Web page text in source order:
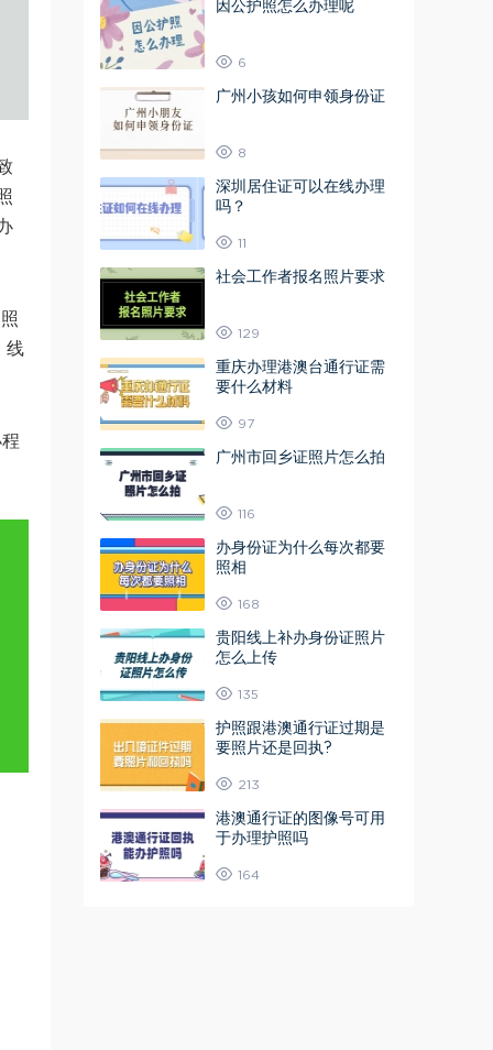
线
因公护照怎么办理呢
6
广州小孩如何申领身份证
8
深圳居住证可以在线办理
吗？
11
社会工作者报名照片要求
129
重庆办理港澳台通行证需
要什么材料
97
广州市回乡证照片怎么拍
116
办身份证为什么每次都要
照相
168
贵阳线上补办身份证照片
怎么上传
135
护照跟港澳通行证过期是
要照片还是回执?
213
港澳通行证的图像号可用
于办理护照吗
164